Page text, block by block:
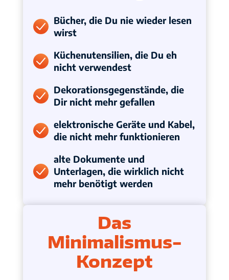
Bücher, die Du nie wieder lesen
wirst
Küchenutensilien, die Du eh
nicht verwendest
Dekorationsgegenstände, die
Dir nicht mehr gefallen
elektronische Geräte und Kabel,
die nicht mehr funktionieren
alte Dokumente und
Unterlagen, die wirklich nicht
mehr benötigt werden
Das
Minimalismus-
Konzept